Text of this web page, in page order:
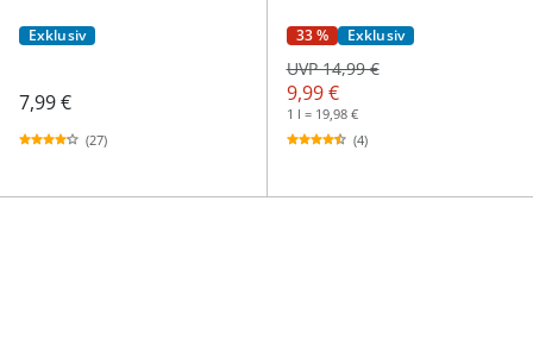
Exklusiv
7,99 €
(27)
33 % Exklusiv
9,99 €
UVP 14,99 €
1 l = 19,98 €
(4)